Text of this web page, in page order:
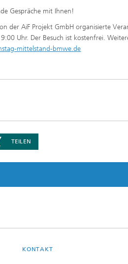
Gespräche mit Ihnen!
der AiF Projekt GmbH organisierte
Uhr. Der Besuch ist kostenfrei.
mittelstand-bmwe.de
TEILEN
KONTAKT